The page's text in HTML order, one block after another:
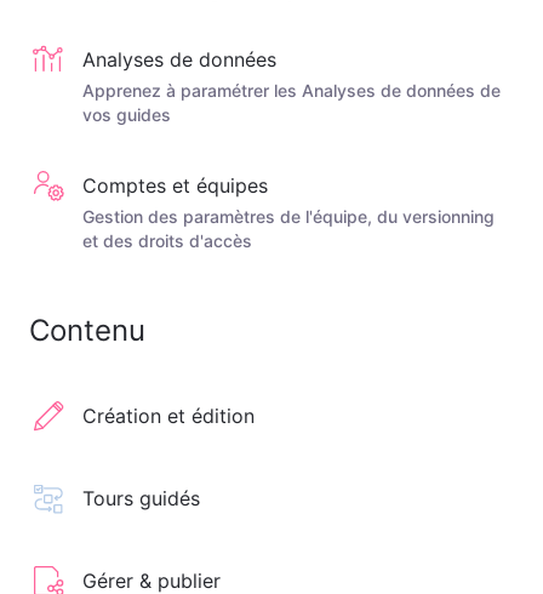
Analyses de données
Apprenez à paramétrer les Analyses de données de
vos guides
Comptes et équipes
Gestion des paramètres de l'équipe, du versionning
et des droits d'accès
Contenu
Création et édition
Tours guidés
Gérer & publier